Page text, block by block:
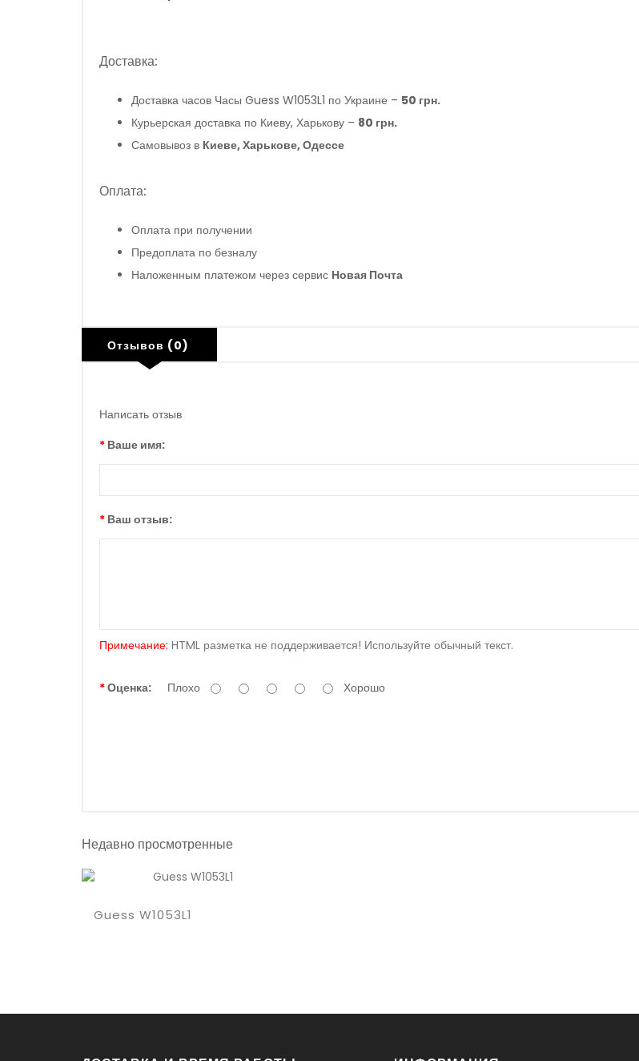
Доставка:
Доставка часов Часы Guess W1053L1 по Украине – 50 грн.
Курьерская доставка по Киеву, Харькову – 80 грн.
Самовывоз в Киеве, Харькове, Одессе
Оплата:
Оплата при получении
Предоплата по безналу
Наложенным платежом через сервис Новая Почта
Отзывов (0)
Написать отзыв
Ваше имя:
Ваш отзыв:
Примечание: HTML разметка не поддерживается! Используйте обычный текст.
Оценка: Плохо Хорошо
Недавно просмотренные
Guess W1053L1